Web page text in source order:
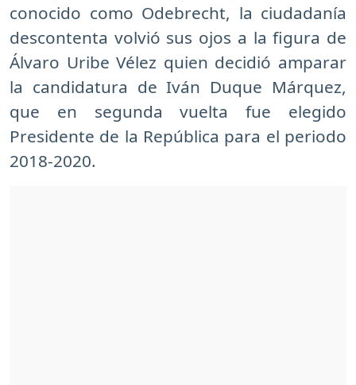
conocido como Odebrecht, la ciudadanía
descontenta volvió sus ojos a la figura de
Álvaro Uribe Vélez quien decidió amparar
la candidatura de Iván Duque Márquez,
que en segunda vuelta fue elegido
Presidente de la República para el periodo
2018-2020.